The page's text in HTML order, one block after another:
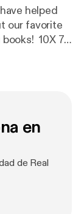
helped
our favorite
10X 7
Vs. Force
en
de Real